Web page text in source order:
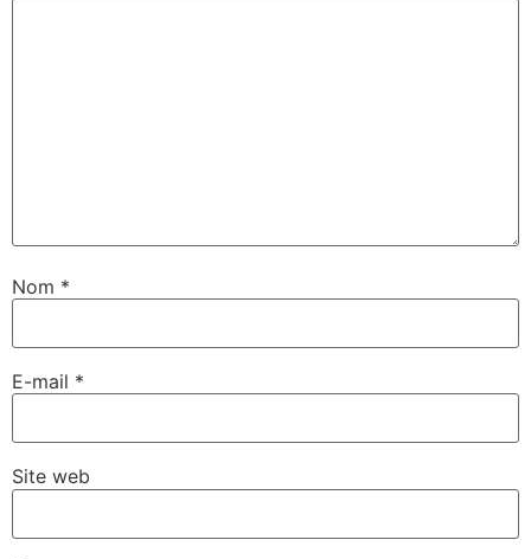
Nom *
E-mail *
Site web